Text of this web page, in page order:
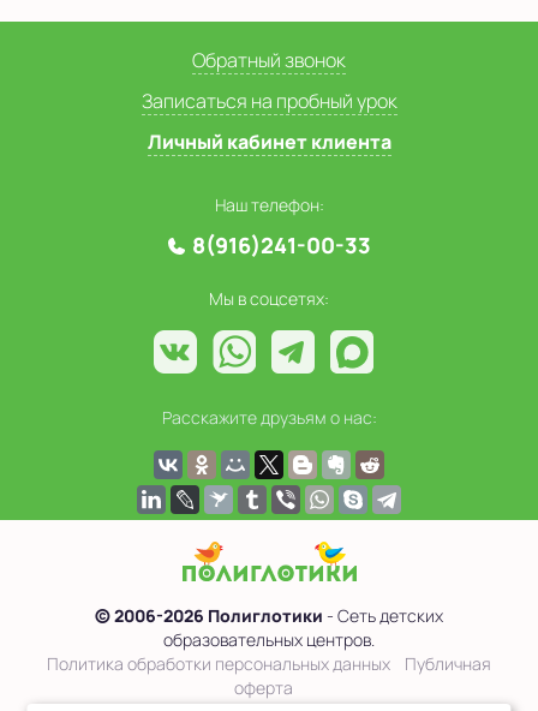
Обратный звонок
Записаться на пробный урок
Личный кабинет клиента
Наш телефон:
8(916)241-00-33
Мы в соцсетях:
Расскажите друзьям о нас:
© 2006-2026 Полиглотики - Сеть детских
образовательных центров.
Политика обработки персональных данных
Публичная
оферта